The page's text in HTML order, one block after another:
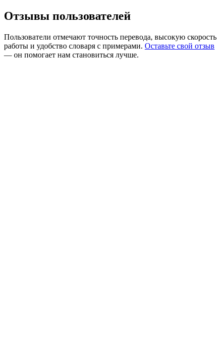
Отзывы пользователей
Пользователи отмечают точность перевода, высокую скорость
работы и удобство словаря с примерами. Оставьте свой отзыв
— он помогает нам становиться лучше.